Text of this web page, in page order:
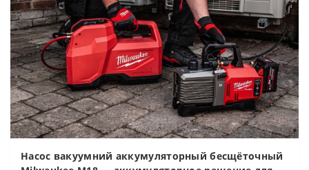
Насос вакуумний аккумуляторный бесщёточный